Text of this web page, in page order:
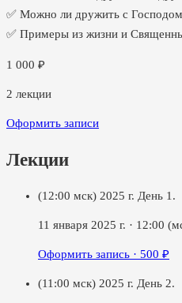
✅ Можно ли дружить с
✅ Примеры из жизни и
1 000 ₽
2 лекции
Оформить записи
Лекции
(12:00 мск) 2025 г. День 1.
11 января 2025 г. · 12:00
Оформить запись · 500 ₽
(11:00 мск) 2025 г. День 2.